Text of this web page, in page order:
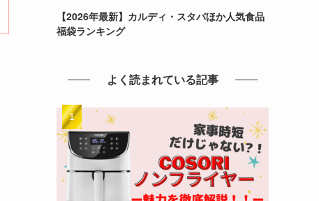
【2026年最新】カルディ・スタバほか人気食品
福袋ランキング
よく読まれている記事